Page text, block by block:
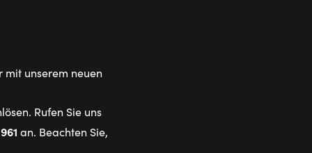
mit unserem neuen
Rufen Sie uns
an. Beachten Sie,